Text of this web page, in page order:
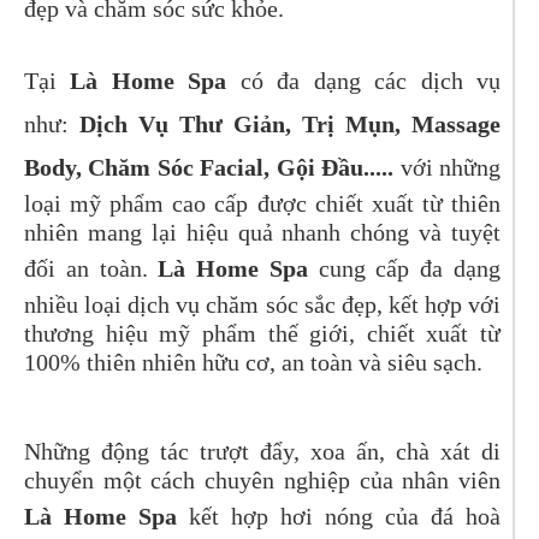
đẹp và chăm sóc sức khỏe.
TạiLà Home Spa có đa dạng các dịch vụ
như: Dịch Vụ Thư Giản, Trị Mụn, Massage
Body, Chăm Sóc Facial, Gội Đầu..... với những
loại mỹ phẩm cao cấp được chiết xuất từ thiên
nhiên mang lại hiệu quả nhanh chóng và tuyệt
đối an toàn.Là Home Spa cung cấp đa dạng
nhiều loại dịch vụ chăm sóc sắc đẹp, kết hợp với
thương hiệu mỹ phẩm thế giới, chiết xuất từ
100% thiên nhiên hữu cơ, an toàn và siêu sạch.
Những động tác trượt đẩy, xoa ấn, chà xát di
chuyển một cách chuyên nghiệp của nhân viên
Là Home Spa kết hợp hơi nóng của đá hoà